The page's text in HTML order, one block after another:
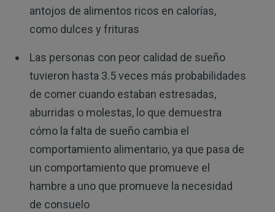
antojos de alimentos ricos en calorías,
como dulces y frituras
Las personas con peor calidad de sueño
tuvieron hasta 3.5 veces más probabilidades
de comer cuando estaban estresadas,
aburridas o molestas, lo que demuestra
cómo la falta de sueño cambia el
comportamiento alimentario, ya que pasa de
un comportamiento que promueve el
hambre a uno que promueve la necesidad
de consuelo